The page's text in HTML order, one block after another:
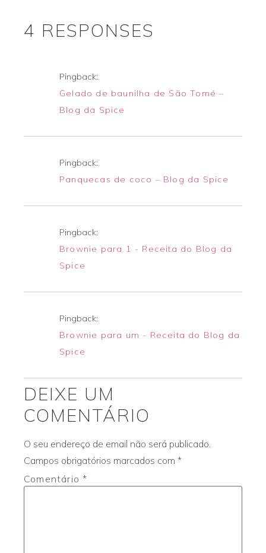
4 RESPONSES
Pingback:
Gelado de baunilha de São Tomé –
Blog da Spice
Pingback:
Panquecas de coco – Blog da Spice
Pingback:
Brownie para 1 - Receita do Blog da
Spice
Pingback:
Brownie para um - Receita do Blog da
Spice
DEIXE UM
COMENTÁRIO
O seu endereço de email não será publicado.
Campos obrigatórios marcados com *
Comentário*